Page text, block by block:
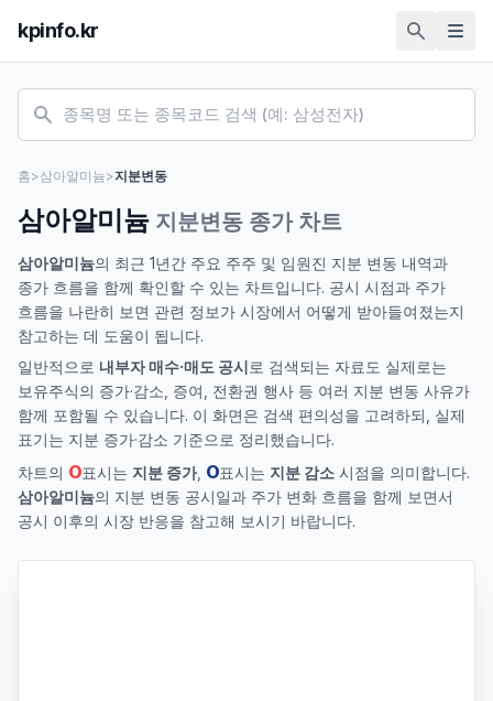
kpinfo.kr
홈>삼아알미늄>지분변동
삼아알미늄 지분변동 종가 차트
삼아알미늄의 최근 1년간 주요 주주 및 임원진 지분 변동 내역과
종가 흐름을 함께 확인할 수 있는 차트입니다. 공시 시점과 주가
흐름을 나란히 보면 관련 정보가 시장에서 어떻게 받아들여졌는지
참고하는 데 도움이 됩니다.
일반적으로 내부자 매수·매도 공시로 검색되는 자료도 실제로는
보유주식의 증가·감소, 증여, 전환권 행사 등 여러 지분 변동 사유가
함께 포함될 수 있습니다. 이 화면은 검색 편의성을 고려하되, 실제
표기는 지분 증가·감소 기준으로 정리했습니다.
차트의 O표시는 지분 증가, O표시는 지분 감소 시점을 의미합니다.
삼아알미늄의 지분 변동 공시일과 주가 변화 흐름을 함께 보면서
공시 이후의 시장 반응을 참고해 보시기 바랍니다.